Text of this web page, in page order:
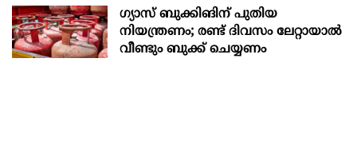
ഗ്യാസ് ബുക്കിങിന് പുതിയ
നിയന്ത്രണം; രണ്ട് ദിവസം ലേറ്റായാൽ
വീണ്ടും ബുക്ക് ചെയ്യണം